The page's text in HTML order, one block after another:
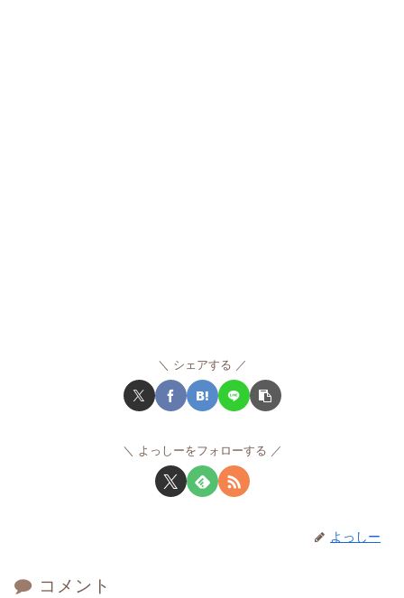
シェアする
よっしーをフォローする
よっしー
コメント